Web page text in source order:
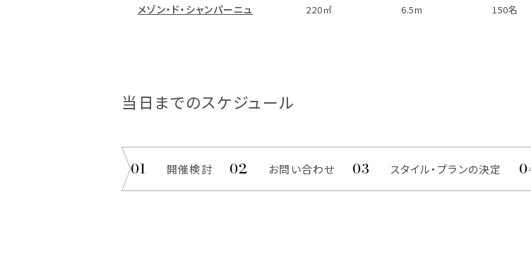
メゾン・ド・シャンパーニュ 220㎡ 6.5m 150名
当日までのスケジュール
開催検討 お問い合わせ スタイル・プランの決定